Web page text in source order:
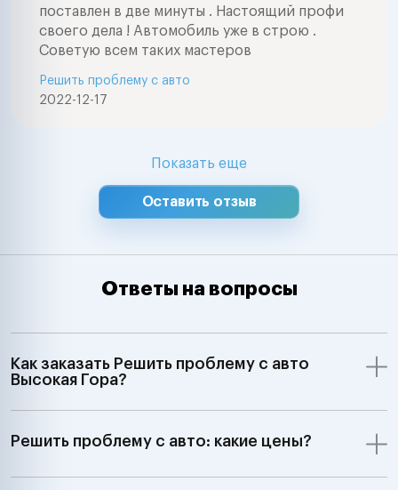
поставлен в две минуты . Настоящий профи
своего дела ! Автомобиль уже в строю .
Советую всем таких мастеров
2022-12-17
Решить проблему с авто
Показать еще
Оставить отзыв
Ответы на вопросы
Как заказать Решить проблему с авто
Высокая Гора?
Решить проблему с авто: какие цены?